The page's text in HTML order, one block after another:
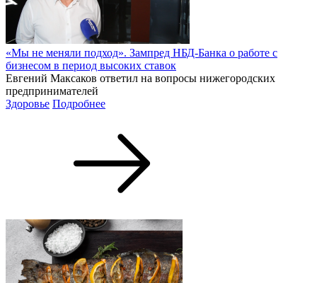
«Мы не меняли подход». Зампред НБД-Банка о работе с
бизнесом в период высоких ставок
Евгений Максаков ответил на вопросы нижегородских
предпринимателей
Здоровье Подробнее